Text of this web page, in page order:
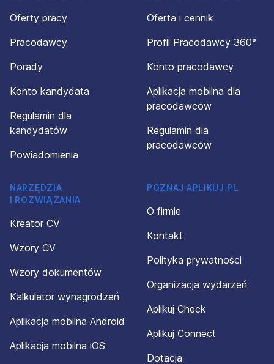
Oferty pracy
Pracodawcy
Porady
Konto kandydata
Regulamin dla
kandydatów
Powiadomienia
Oferta i cennik
Profil Pracodawcy 360°
Konto pracodawcy
Aplikacja mobilna dla
pracodawców
Regulamin dla
pracodawców
NARZĘDZIA
I ROZWIĄZANIA
Kreator CV
Wzory CV
Wzory dokumentów
Kalkulator wynagrodzeń
Aplikacja mobilna Android
Aplikacja mobilna iOS
POZNAJ APLIKUJ.PL
O firmie
Kontakt
Polityka prywatności
Organizacja wydarzeń
Aplikuj Check
Aplikuj Connect
Dotacja